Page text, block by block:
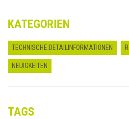
KATEGORIEN
TECHNISCHE DETAILINFORMATIONEN
NEUIGKEITEN
TAGS